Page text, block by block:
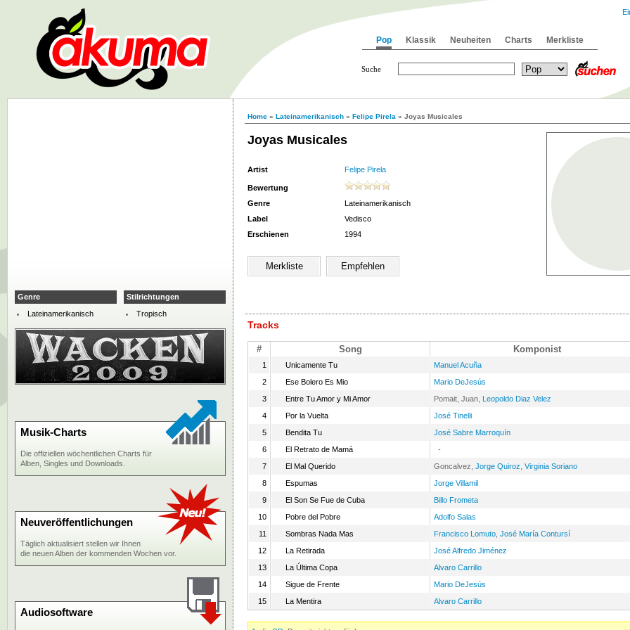
Home » Lateinamerikanisch » Felipe Pirela » Joyas Musicales
Joyas Musicales
Artist Felipe Pirela
Bewertung
Genre
Lateinamerikanisch
Label
Vedisco
Erschienen
1994
Tracks
# Song Komponist
1 Unicamente Tu Manuel Acuña
2
Ese Bolero Es Mio Mario DeJesús
3
Entre Tu Amor y Mi Amor Pomait, Juan, Leopoldo Diaz Velez
4
Por la Vuelta José Tinelli
5
Bendita Tu José Sabre Marroquín
6
El Retrato de Mamá -
7
El Mal Querido Goncalvez, Jorge Quiroz Virginia Soriano
8
Espumas Jorge Villamil
9
El Son Se Fue de Cuba Billo Frometa
10
Pobre del Pobre Adolfo Salas
11
Sombras Nada Mas Francisco Lomuto José María Contursí
12
La Retirada José Alfredo Jiménez
13
La Última Copa Alvaro Carrillo
14
Sigue de Frente Mario DeJesús
15
La Mentira Alvaro Carrillo
Genre
Lateinamerikanisch
Stilrichtungen
Tropisch
Musik-Charts
Die offiziellen wöchentlichen Charts für
Alben, Singles und Downloads.
Neuveröffentlichungen
Täglich aktualisiert stellen wir Ihnen
die neuen Alben der kommenden Wochen vor.
Audiosoftware
Pop Klassik Neuheiten Charts Merkliste
Suche